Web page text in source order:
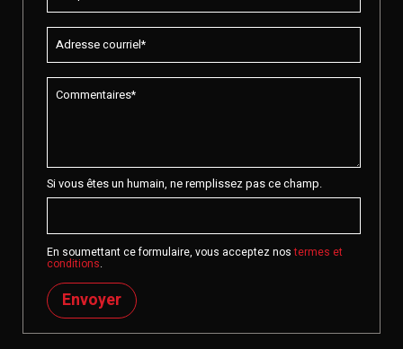
Si vous êtes un humain, ne remplissez pas ce champ.
En soumettant ce formulaire, vous acceptez nostermes et
conditions.
Envoyer